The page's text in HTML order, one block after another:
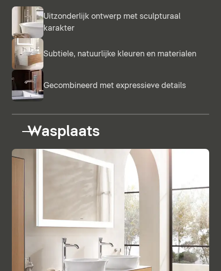
Uitzonderlijk ontwerp met sculpturaal
karakter
Subtiele, natuurlijke kleuren en materialen
Gecombineerd met expressieve details
Wasplaats